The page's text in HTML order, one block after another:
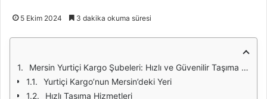
5 Ekim 2024 3 dakika okuma süresi
Mersin Yurtiçi Kargo Şubeleri: Hızlı ve Güvenilir Taşıma Hizmetleri
Yurtiçi Kargo’nun Mersin’deki Yeri
Hızlı Taşıma Hizmetleri